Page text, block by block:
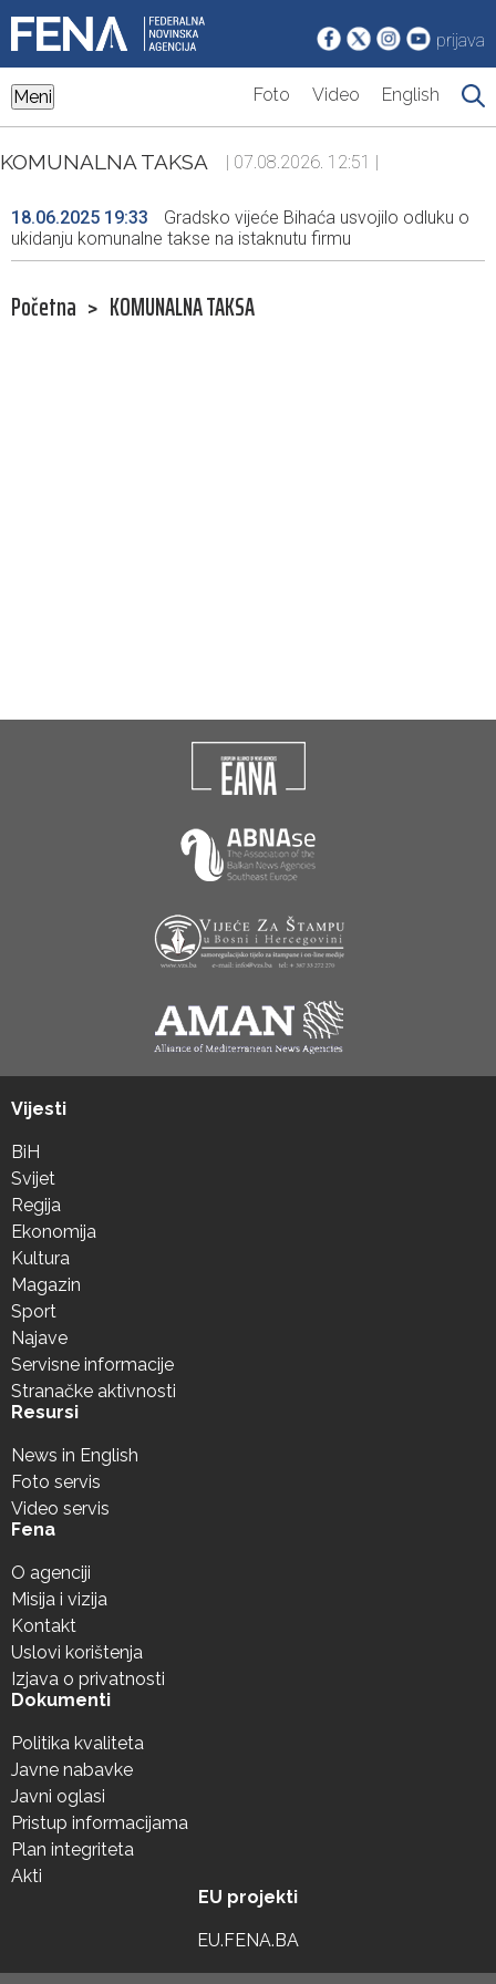
prijava
Meni Foto Video English
KOMUNALNA TAKSA | 07.08.2026. 12:51 |
18.06.2025 19:33
Gradsko vijeće Bihaća usvojilo odluku o
ukidanju komunalne takse na istaknutu firmu
Početna > KOMUNALNA TAKSA
Vijesti
BiH
Svijet
Regija
Ekonomija
Kultura
Magazin
Sport
Najave
Servisne informacije
Stranačke aktivnosti
Resursi
News in English
Foto servis
Video servis
Fena
O agenciji
Misija i vizija
Kontakt
Uslovi korištenja
Izjava o privatnosti
Dokumenti
Politika kvaliteta
Javne nabavke
Javni oglasi
Pristup informacijama
Plan integriteta
Akti
EU projekti
EU.FENA.BA